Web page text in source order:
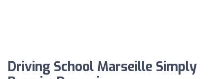
Driving School Marseille Simply